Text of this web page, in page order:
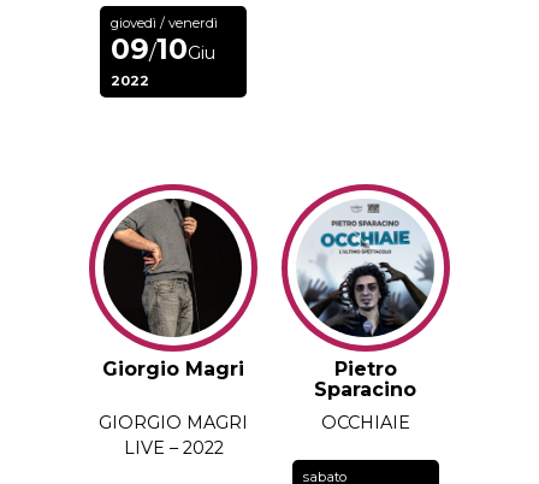
giovedì / venerdì
09/10Giu
2022
Giorgio Magri
GIORGIO MAGRI
LIVE – 2022
Pietro
Sparacino
OCCHIAIE
sabato